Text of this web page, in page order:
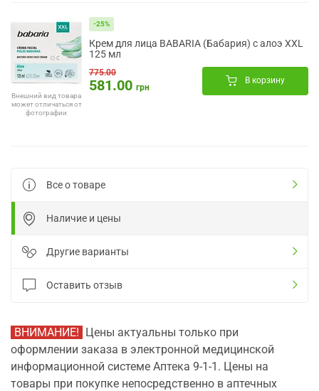
Внешний вид товара
может отличаться от
фотографии
-25%
Крем для лица BABARIA (Бабария) с алоэ XXL
125 мл
775.00
581.00 грн
В корзину
Все о товаре
Наличие и цены
Другие варианты
Оставить отзыв
ВНИМАНИЕ! Цены актуальны только при
оформлении заказа в электронной медицинской
информационной системе Аптека 9-1-1. Цены на
товары при покупке непосредственно в аптечных